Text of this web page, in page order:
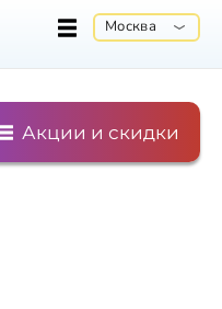
Москва
Акции и скидки